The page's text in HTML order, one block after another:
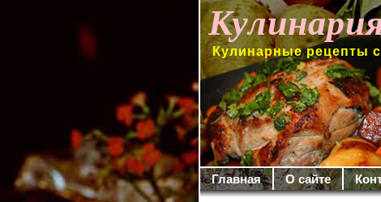
Кулинарные рецепты
Главная О сайте